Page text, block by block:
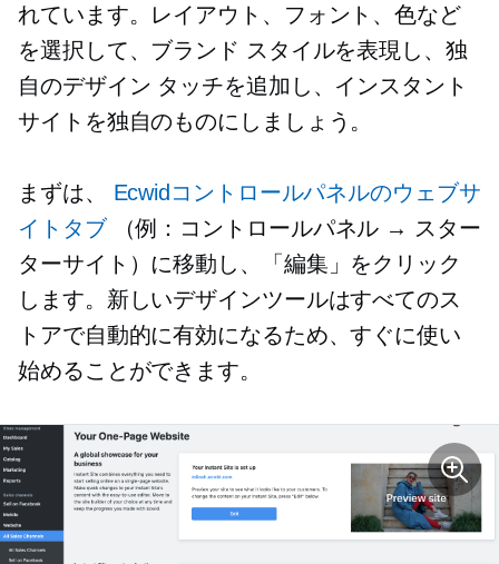
れています。レイアウト、フォント、色など
を選択して、ブランド スタイルを表現し、独
自のデザイン タッチを追加し、インスタント
サイトを独自のものにしましょう。
まずは、 Ecwidコントロールパネルのウェブサ
イトタブ（例：コントロールパネル → スター
ターサイト）に移動し、「編集」をクリック
します。新しいデザインツールはすべてのス
トアで自動的に有効になるため、すぐに使い
始めることができます。